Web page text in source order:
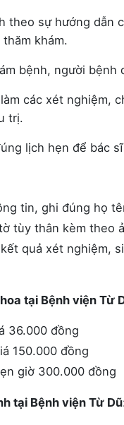
theo sự hướng dẫn
khám.
bệnh, người
các xét nghiệm,
trị.
lịch hẹn để bác
tin, ghi đúng họ
tùy thân kèm theo
quả xét nghiệm,
tại Bệnh viện Từ
36.000 đồng
150.000 đồng
giờ 300.000 đồng
tại Bệnh viện Từ Dũ